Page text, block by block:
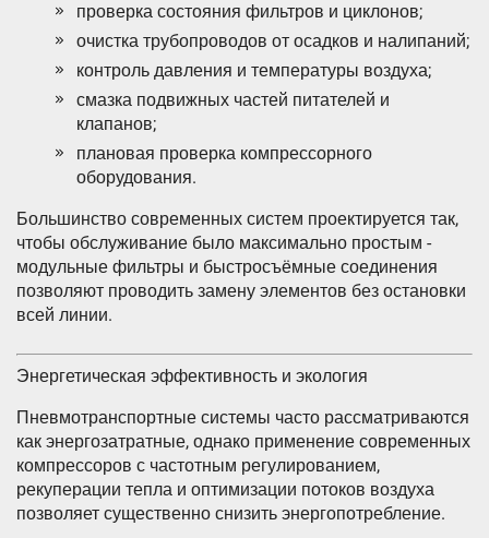
проверка состояния фильтров и циклонов;
очистка трубопроводов от осадков и налипаний;
контроль давления и температуры воздуха;
смазка подвижных частей питателей и
клапанов;
плановая проверка компрессорного
оборудования.
Большинство современных систем проектируется так,
чтобы обслуживание было максимально простым -
модульные фильтры и быстросъёмные соединения
позволяют проводить замену элементов без остановки
всей линии.
Энергетическая эффективность и экология
Пневмотранспортные системы часто рассматриваются
как энергозатратные, однако применение современных
компрессоров с частотным регулированием,
рекуперации тепла и оптимизации потоков воздуха
позволяет существенно снизить энергопотребление.